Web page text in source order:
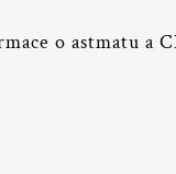
o astmatu a